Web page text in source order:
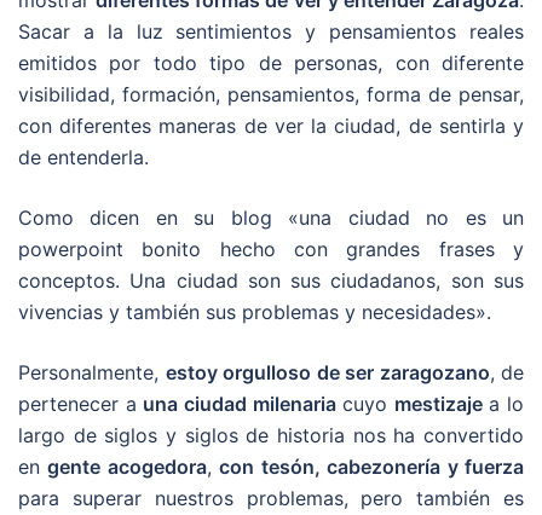
Sacar a la luz sentimientos y pensamientos reales
emitidos por todo tipo de personas, con diferente
visibilidad, formación, pensamientos, forma de pensar,
con diferentes maneras de ver la ciudad, de sentirla y
de entenderla.
Como dicen en su blog «una ciudad no es un
powerpoint bonito hecho con grandes frases y
conceptos. Una ciudad son sus ciudadanos, son sus
vivencias y también sus problemas y necesidades».
Personalmente, estoy orgulloso de ser zaragozano, de
pertenecer a una ciudad milenariacuyo mestizajea lo
largo de siglos y siglos de historia nos ha convertido
engente acogedora,con tesón, cabezonería y fuerza
para superar nuestros problemas, pero también es